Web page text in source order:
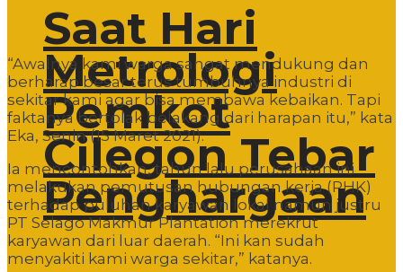
Saat Hari
Metrologi
Pemkot
Cilegon Tebar
Penghargaan
“Awalnya kami warga sangat mendukung dan
berharap besar terus tumbuhnya industri di
sekitar kami agar bisa membawa kebaikan. Tapi
faktanya bertolak belakang dari harapan itu,” kata
Eka, Senin (15 Maret 2021).
Ia mencontohkan, tahun lalu perusahaan ini
melakukan pemutusan hubungan kerja (PHK)
terhadap puluhan karyawan lokal namun justru
PT Selago Makmur Plantation merekrut
karyawan dari luar daerah. “Ini kan sudah
menyakiti kami warga sekitar,” katanya.